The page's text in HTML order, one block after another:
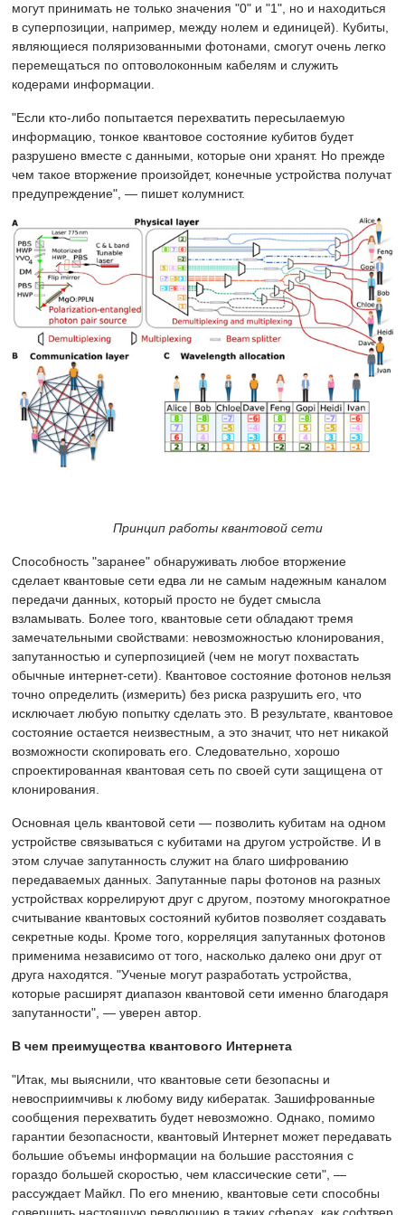
могут принимать не только значения "0" и "1", но и находиться
в суперпозиции, например, между нолем и единицей). Кубиты,
являющиеся поляризованными фотонами, смогут очень легко
перемещаться по оптоволоконным кабелям и служить
кодерами информации.
"Если кто-либо попытается перехватить пересылаемую
информацию, тонкое квантовое состояние кубитов будет
разрушено вместе с данными, которые они хранят. Но прежде
чем такое вторжение произойдет, конечные устройства получат
предупреждение", — пишет колумнист.
Принцип работы квантовой сети
Способность "заранее" обнаруживать любое вторжение
сделает квантовые сети едва ли не самым надежным каналом
передачи данных, который просто не будет смысла
взламывать. Более того, квантовые сети обладают тремя
замечательными свойствами: невозможностью клонирования,
запутанностью и суперпозицией (чем не могут похвастать
обычные интернет-сети). Квантовое состояние фотонов нельзя
точно определить (измерить) без риска разрушить его, что
исключает любую попытку сделать это. В результате, квантовое
состояние остается неизвестным, а это значит, что нет никакой
возможности скопировать его. Следовательно, хорошо
спроектированная квантовая сеть по своей сути защищена от
клонирования.
Основная цель квантовой сети — позволить кубитам на одном
устройстве связываться с кубитами на другом устройстве. И в
этом случае запутанность служит на благо шифрованию
передаваемых данных. Запутанные пары фотонов на разных
устройствах коррелируют друг с другом, поэтому многократное
считывание квантовых состояний кубитов позволяет создавать
секретные коды. Кроме того, корреляция запутанных фотонов
применима независимо от того, насколько далеко они друг от
друга находятся. "Ученые могут разработать устройства,
которые расширят диапазон квантовой сети именно благодаря
запутанности", — уверен автор.
В чем преимущества квантового Интернета
"Итак, мы выяснили, что квантовые сети безопасны и
невосприимчивы к любому виду кибератак. Зашифрованные
сообщения перехватить будет невозможно. Однако, помимо
гарантии безопасности, квантовый Интернет может передавать
большие объемы информации на большие расстояния с
гораздо большей скоростью, чем классические сети", —
рассуждает Майкл. По его мнению, квантовые сети способны